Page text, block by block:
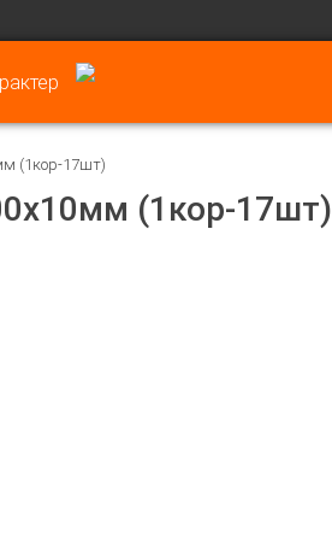
(1кор-17шт)
(1кор-17шт)